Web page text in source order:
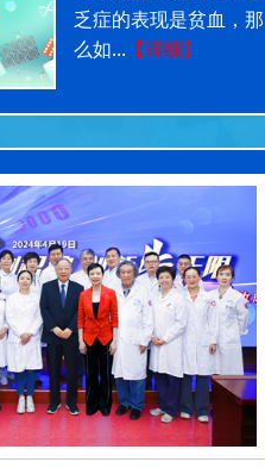
乏症的表现是贫血，那
么如... 【详细】